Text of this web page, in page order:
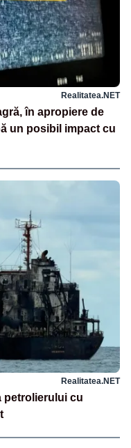
Realitatea.NET
în apropiere de
un posibil impact cu
Realitatea.NET
petrolierului cu